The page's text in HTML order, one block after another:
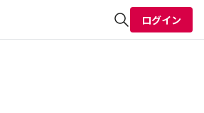
ログイン